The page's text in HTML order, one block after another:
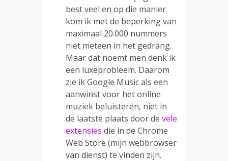
best veel en op die manier
kom ik met de beperking van
maximaal 20.000 nummers
niet meteen in het gedrang.
Maar dat noemt men denk ik
een luxeprobleem. Daarom
zie ik Google Music als een
aanwinst voor het online
muziek beluisteren, niet in
de laatste plaats door de vele
extensies die in de Chrome
Web Store (mijn webbrowser
van dienst) te vinden zijn.